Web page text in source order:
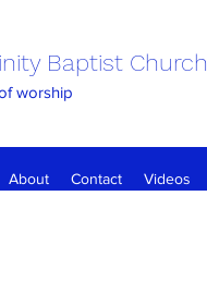
Baptist Church
worship
About Contact Videos